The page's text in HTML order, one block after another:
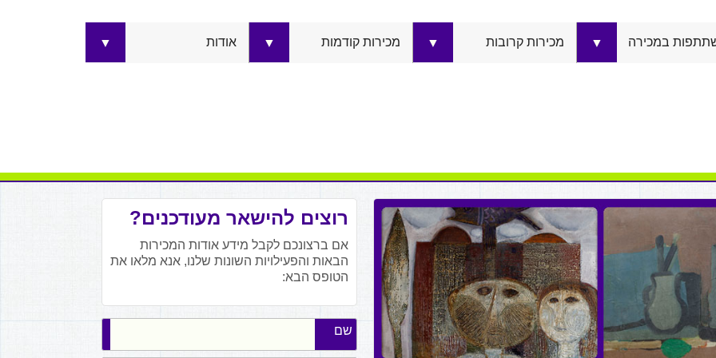
במכירה ▼ מכירות קרובות ▼ מכירות קודמות ▼ אודות ▼
רוצים להישאר מעודכנים?
אם ברצונכם לקבל מידע אודות המכירות
הבאות והפעילויות השונות שלנו, אנא מלאו את
הטופס הבא:
שם